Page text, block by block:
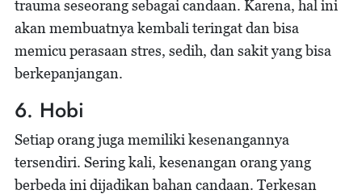
trauma seseorang sebagai candaan. Karena, hal ini
akan membuatnya kembali teringat dan bisa
memicu perasaan stres, sedih, dan sakit yang bisa
berkepanjangan.
6. Hobi
Setiap orang juga memiliki kesenangannya
tersendiri. Sering kali, kesenangan orang yang
berbeda ini dijadikan bahan candaan. Terkesan